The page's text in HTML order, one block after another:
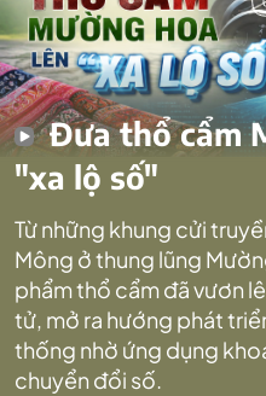
Đưa thổ cẩm
"xa lộ số"
Từ những khung cửi
Mông ở thung lũng
phẩm thổ cẩm đã vươn
tử, mở ra hướng phát
thống nhờ ứng dụng
chuyển đổi số.